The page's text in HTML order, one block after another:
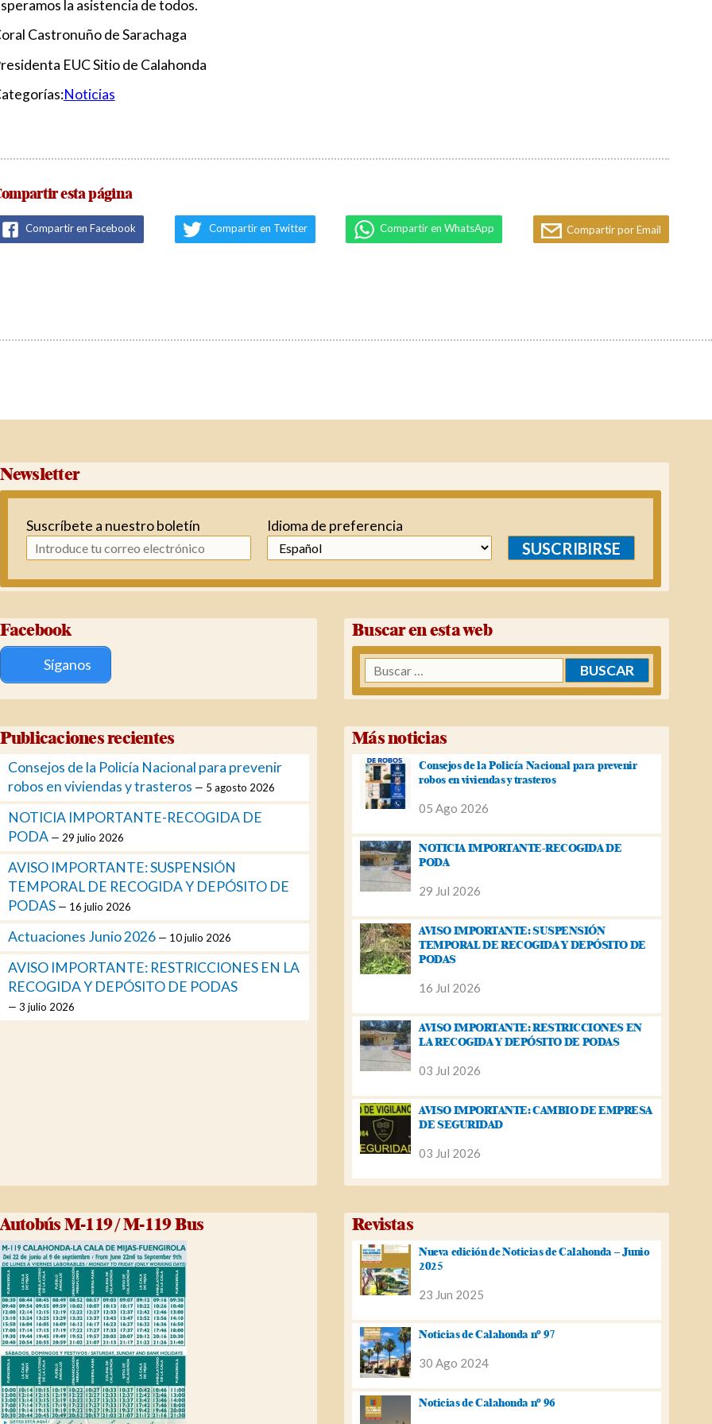
la asistencia de todos.
Castronuño de Sarachaga
EUC Sitio de Calahonda
Noticias
esta página
Compartir en Facebook Compartir en Twitter Compartir en WhatsApp Compartir por Email
Newsletter
Suscríbete a nuestro boletín Idioma de preferencia
SUSCRIBIRSE
Facebook
Síganos
Buscar en esta web
Buscar:
Publicaciones recientes
Consejos de la Policía Nacional para prevenir
robos en viviendas y trasteros
5 agosto 2026
NOTICIA IMPORTANTE-RECOGIDA DE
PODA
29 julio 2026
AVISO IMPORTANTE: SUSPENSIÓN
TEMPORAL DE RECOGIDA Y DEPÓSITO DE
PODAS
16 julio 2026
Actuaciones Junio 2026 10 julio 2026
AVISO IMPORTANTE: RESTRICCIONES EN LA
RECOGIDA Y DEPÓSITO DE PODAS
3 julio 2026
Más noticias
Consejos de la Policía Nacional para prevenir
robos en viviendas y trasteros
05 Ago 2026
NOTICIA IMPORTANTE-RECOGIDA DE
PODA
29 Jul 2026
AVISO IMPORTANTE: SUSPENSIÓN
TEMPORAL DE RECOGIDA Y DEPÓSITO DE
PODAS
16 Jul 2026
AVISO IMPORTANTE: RESTRICCIONES EN
LA RECOGIDA Y DEPÓSITO DE PODAS
03 Jul 2026
AVISO IMPORTANTE: CAMBIO DE EMPRESA
DE SEGURIDAD
03 Jul 2026
Autobús M-119 / M-119 Bus Revistas
Nueva edición de Noticias de Calahonda – Junio
2025
23 Jun 2025
Noticias de Calahonda nº 97
30 Ago 2024
Noticias de Calahonda nº 96